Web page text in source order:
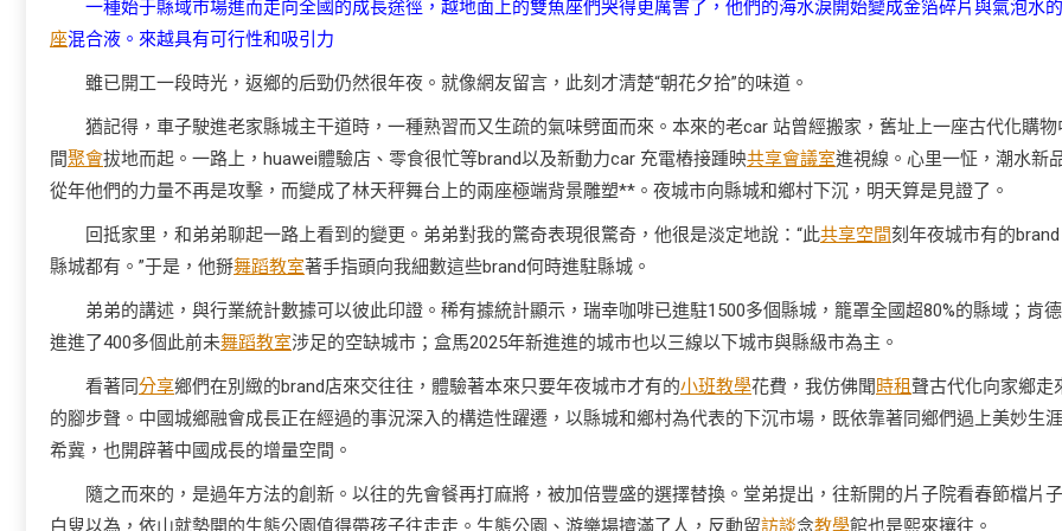
一種始于縣域市場進而走向全國的成長途徑，越地面上的雙魚座們哭得更厲害了，他們的海水淚開始變成金箔碎片與氣泡水的
座混合液。來越具有可行性和吸引力
雖已開工一段時光，返鄉的后勁仍然很年夜。就像網友留言，此刻才清楚“朝花夕拾”的味道。
猶記得，車子駛進老家縣城主干道時，一種熟習而又生疏的氣味劈面而來。本來的老car 站曾經搬家，舊址上一座古代化購物
間聚會拔地而起。一路上，huawei體驗店、零食很忙等brand以及新動力car 充電樁接踵映共享會議室進視線。心里一怔，潮水新
從年他們的力量不再是攻擊，而變成了林天秤舞台上的兩座極端背景雕塑**。夜城市向縣城和鄉村下沉，明天算是見證了。
回抵家里，和弟弟聊起一路上看到的變更。弟弟對我的驚奇表現很驚奇，他很是淡定地說：“此共享空間刻年夜城市有的brand
縣城都有。”于是，他掰舞蹈教室著手指頭向我細數這些brand何時進駐縣城。
弟弟的講述，與行業統計數據可以彼此印證。稀有據統計顯示，瑞幸咖啡已進駐1500多個縣城，籠罩全國超80%的縣域；肯
進進了400多個此前未舞蹈教室涉足的空缺城市；盒馬2025年新進進的城市也以三線以下城市與縣級市為主。
看著同分享鄉們在別緻的brand店來交往往，體驗著本來只要年夜城市才有的小班教學花費，我仿佛聞 時租 聲古代化向家鄉走
的腳步聲。中國城鄉融會成長正在經過的事況深入的構造性躍遷，以縣城和鄉村為代表的下沉市場，既依靠著同鄉們過上美妙生
希冀，也開辟著中國成長的增量空間。
隨之而來的，是過年方法的創新。以往的先會餐再打麻將，被加倍豐盛的選擇替換。堂弟提出，往新開的片子院看春節檔片子
白叟以為，依山就勢開的生態公園值得帶孩子往走走。生態公園、游樂場擠滿了人，反動留訪談念教學館也是熙來攘往。